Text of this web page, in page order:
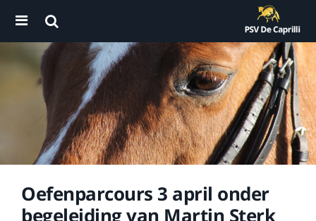
Oefenparcours 3 april onder
begeleiding van Martin Sterk